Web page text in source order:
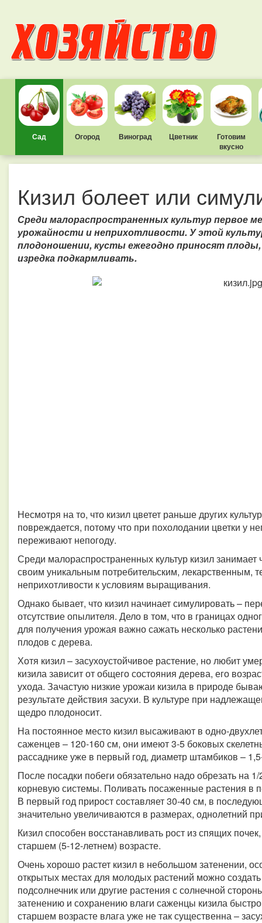
Сад Огород Виноград Цветник
Готовим
вкусно
Кизил болеет или
Среди малораспространенных культур первое
урожайности и неприхотливости. У этой
плодоношении, кусты ежегодно приносят
изредка подкармливать.
Несмотря на то, что кизил цветет раньше других
повреждается, потому что при похолодании цветки у
переживают непогоду.
Среди малораспространенных культур кизил
своим уникальным потребительским, лекарственным,
неприхотливости к условиям выращивания.
Однако бывает, что кизил начинает симулировать –
отсутствие опылителя. Дело в том, что в границах
для получения урожая важно сажать несколько
плодов с дерева.
Хотя кизил – засухоустойчивое растение, но любит
кизила зависит от общего состояния дерева, его
ухода. Зачастую низкие урожаи кизила в природе
результате действия засухи. В культуре при
щедро плодоносит.
На постоянное место кизил высаживают в одно-
саженцев – 120-160 см, они имеют 3-5 боковых
рассаднике уже в первый год, диаметр штамбиков –
После посадки побеги обязательно надо обрезать на
корневую системы. Поливать посаженные растения в
В первый год прирост составляет 30-40 см, в
значительно увеличиваются в размерах, однолетний
Кизил способен восстанавливать рост из спящих
старшем (5-12-летнем) возрасте.
Очень хорошо растет кизил в небольшом затенении,
открытых местах для молодых растений можно
подсолнечник или другие растения с солнечной
затенению и сохранению влаги саженцы кизила
старшем возрасте влага уже не так существенна –